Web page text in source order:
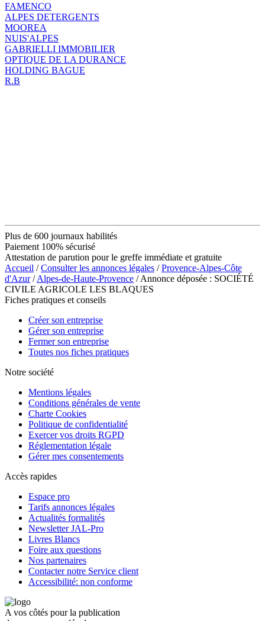
FAMENCO
ALPES DETERGENTS
MOOREA
NUIS'ALPES
GABRIELLI IMMOBILIER
OPTIQUE DE LA DURANCE
HOLDING BAGUE
R.B
Plus de 600 journaux habilités
Paiement 100% sécurisé
Attestation de parution pour le greffe immédiate et gratuite
Accueil /Consulter les annonces légales /Provence-Alpes-Côte
d'Azur/Alpes-de-Haute-Provence / Annonce déposée : SOCIÉTÉ
CIVILE AGRICOLE LES BLAQUES
Fiches pratiques et conseils
Créer son entreprise
Gérer son entreprise
Fermer son entreprise
Toutes nos fiches pratiques
Notre société
Mentions légales
Conditions générales de vente
Charte Cookies
Politique de confidentialité
Exercer vos droits RGPD
Réglementation légale
Gérer mes consentements
Accès rapides
Espace pro
Tarifs annonces légales
Actualités formalités
Newsletter JAL-Pro
Livres Blancs
Foire aux questions
Nos partenaires
Contacter notre Service client
Accessibilité: non conforme
A vos côtés pour la publication